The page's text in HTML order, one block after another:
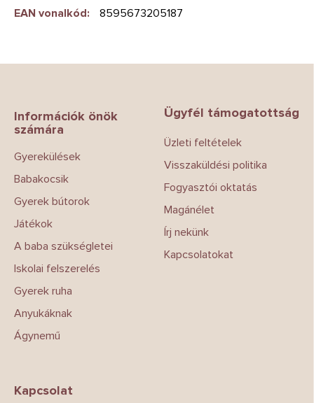
EAN vonalkód: 8595673205187
Információk önök
számára
Gyerekülések
Babakocsik
Gyerek bútorok
Játékok
A baba szükségletei
Iskolai felszerelés
Gyerek ruha
Anyukáknak
Ágynemű
Ügyfél támogatottság
Üzleti feltételek
Visszaküldési politika
Fogyasztói oktatás
Magánélet
Írj nekünk
Kapcsolatokat
Kapcsolat